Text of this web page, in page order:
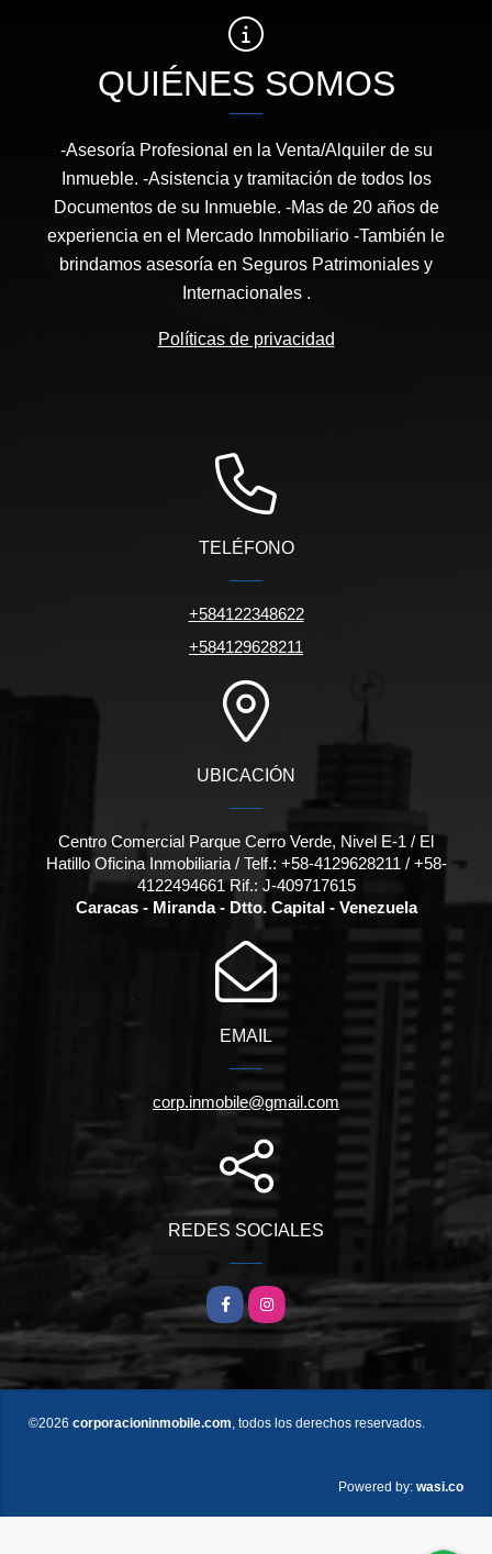
QUIÉNES SOMOS
-Asesoría Profesional en la Venta/Alquiler de su
Inmueble. -Asistencia y tramitación de todos los
Documentos de su Inmueble. -Mas de 20 años de
experiencia en el Mercado Inmobiliario -También le
brindamos asesoría en Seguros Patrimoniales y
Internacionales .
Políticas de privacidad
TELÉFONO
+584122348622
+584129628211
UBICACIÓN
Centro Comercial Parque Cerro Verde, Nivel E-1 / El
Hatillo Oficina Inmobiliaria / Telf.: +58-4129628211 / +58-
4122494661 Rif.: J-409717615
Caracas - Miranda - Dtto. Capital - Venezuela
EMAIL
corp.inmobile@gmail.com
REDES SOCIALES
FacebookInstagram
©2026 corporacioninmobile.com, todos los derechos reservados.
Powered by: wasi.co